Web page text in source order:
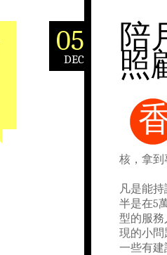
05
DEC
陪
照
核，拿
凡是能
半是在5
型的服
現的小
一些有